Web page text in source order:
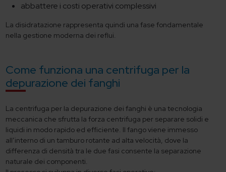
abbattere i costi operativi complessivi
La disidratazione rappresenta quindi una fase fondamentale
nella gestione moderna dei reflui.
Come funziona una centrifuga per la
depurazione dei fanghi
La centrifuga per la depurazione dei fanghi è una tecnologia
meccanica che sfrutta la forza centrifuga per separare solidi e
liquidi in modo rapido ed efficiente. Il fango viene immesso
all’interno di un tamburo rotante ad alta velocità, dove la
differenza di densità tra le due fasi consente la separazione
naturale dei componenti.